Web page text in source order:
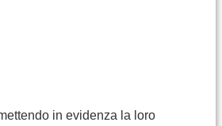
in evidenza la loro